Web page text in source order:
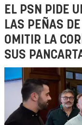
EL PSN PIDE
LAS PEÑAS
OMITIR LA
SUS